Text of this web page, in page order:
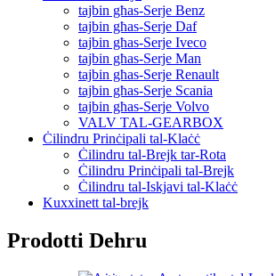
tajbin għas-Serje Benz
tajbin għas-Serje Daf
tajbin għas-Serje Iveco
tajbin għas-Serje Man
tajbin għas-Serje Renault
tajbin għas-Serje Scania
tajbin għas-Serje Volvo
VALV TAL-GEARBOX
Ċilindru Prinċipali tal-Klaċċ
Ċilindru tal-Brejk tar-Rota
Ċilindru Prinċipali tal-Brejk
Ċilindru tal-Iskjavi tal-Klaċċ
Kuxxinett tal-brejk
Prodotti Dehru